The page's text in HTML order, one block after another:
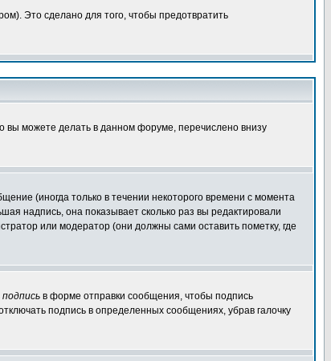
Это сделано для того, чтобы предотвратить
вы можете делать в данном форуме, перечислено внизу
(иногда только в течении некоторого времени с момента
надпись, она показывает сколько раз вы редактировали
или модератор (они должны сами оставить пометку, где
в форме отправки сообщения, чтобы подпись
подпись в определенных сообщениях, убрав галочку